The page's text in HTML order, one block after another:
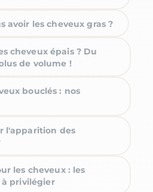
avoir les cheveux gras ?
cheveux épais ? Du
de volume !
bouclés : nos
l'apparition des
les cheveux : les
privilégier